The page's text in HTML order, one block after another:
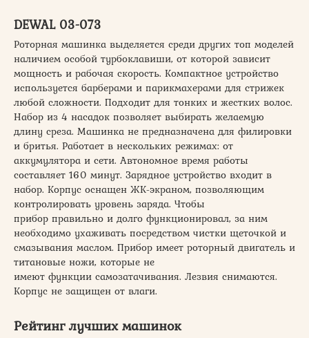
DEWAL 03-073
Роторная машинка выделяется среди других топ моделей
наличием особой турбоклавиши, от которой зависит
мощность и рабочая скорость. Компактное устройство
используется барберами и парикмахерами для стрижек
любой сложности. Подходит для тонких и жестких волос.
Набор из 4 насадок позволяет выбирать желаемую
длину среза. Машинка не предназначена для филировки
и бритья. Работает в нескольких режимах: от
аккумулятора и сети. Автономное время работы
составляет 160 минут. Зарядное устройство входит в
набор. Корпус оснащен ЖК-экраном, позволяющим
контролировать уровень заряда. Чтобы
прибор правильно и долго функционировал, за ним
необходимо ухаживать посредством чистки щеточкой и
смазывания маслом. Прибор имеет роторный двигатель и
титановые ножи, которые не
имеют функции самозатачивания. Лезвия снимаются.
Корпус не защищен от влаги.
Рейтинг лучших машинок